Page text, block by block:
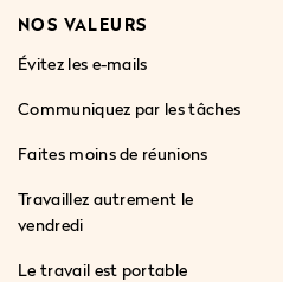
NOS VALEURS
Évitez les e-mails
Communiquez par les tâches
Faites moins de réunions
Travaillez autrement le
vendredi
Le travail est portable